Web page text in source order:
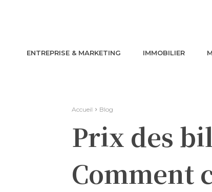
ENTREPRISE & MARKETING IMMOBILIER
Accueil Blog
Prix des
Comment